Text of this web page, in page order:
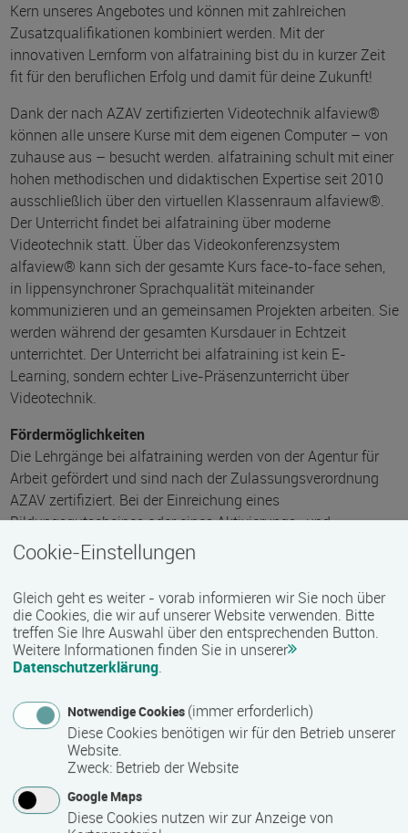
Kern unseres Angebotes und können mit zahlreichen
Zusatzqualifikationen kombiniert werden. Mit der
innovativen Lernform von alfatraining bist du in kurzer Zeit
fit für den beruflichen Erfolg und damit für deine Zukunft!
Dank der nach AZAV zertifizierten Videotechnik alfaview®
können alle unsere Kurse mit dem eigenen Computer – von
zuhause aus – besucht werden. alfatraining schult mit einer
hohen methodischen und didaktischen Expertise seit 2010
ausschließlich über den virtuellen Klassenraum alfaview®.
Der Unterricht findet bei alfatraining über moderne
Videotechnik statt. Über das Videokonferenzsystem
alfaview® kann sich der gesamte Kurs face-to-face sehen,
in lippensynchroner Sprachqualität miteinander
kommunizieren und an gemeinsamen Projekten arbeiten. Sie
werden während der gesamten Kursdauer in Echtzeit
unterrichtet. Der Unterricht bei alfatraining ist kein E-
Learning, sondern echter Live-Präsenzunterricht über
Videotechnik.
Fördermöglichkeiten
Die Lehrgänge bei alfatraining werden von der Agentur für
Arbeit gefördert und sind nach der Zulassungsverordnung
AZAV zertifiziert. Bei der Einreichung eines
Bildungsgutscheines oder eines Aktivierungs- und
Vermittlungsgutscheines werden in der Regel die gesamten
Lehrgangskosten von Ihrer Förderstelle übernommen. Eine
Förderung ist auch über den Europäischen Sozialfonds
(ESF), die Deutsche Rentenversicherung (DRV) oder über
regionale Förderprogramme möglich. Für eine:n Zeitsoldat:in
besteht die Möglichkeit, Weiterbildungen über den
Berufsförderungsdienst (BFD) zu besuchen. Auch Firmen
können ihre Mitarbeiter:innen über eine Förderung der
Agentur für Arbeit (Qualifizierungschancengesetz)
qualifizieren lassen.
Modulares Lehrgangssystem
Unser Lehrgangskonzept besteht aus vielen verschiedenen
Unterrichtsmodulen. Sie können einzelne Module je nach
Cookie-Einstellungen
Gleich geht es weiter - vorab informieren wir Sie noch über
die Cookies, die wir auf unserer Website verwenden. Bitte
treffen Sie Ihre Auswahl über den entsprechenden Button.
Weitere Informationen finden Sie in unserer
Datenschutzerklärung.
Notwendige Cookies (immer erforderlich)
Diese Cookies benötigen wir für den Betrieb unserer
Website.
Zweck: Betrieb der Website
Google Maps
Diese Cookies nutzen wir zur Anzeige von